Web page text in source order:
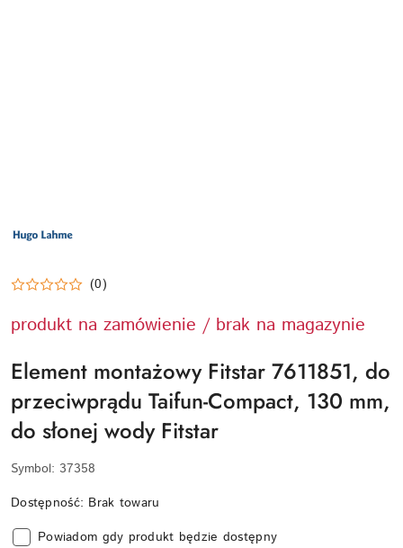
HUGO
LAHME
(0)
produkt na zamówienie / brak na magazynie
Element montażowy Fitstar 7611851, do
przeciwprądu Taifun-Compact, 130 mm,
do słonej wody Fitstar
Symbol: 37358
Dostępność: Brak towaru
Powiadom gdy produkt będzie dostępny